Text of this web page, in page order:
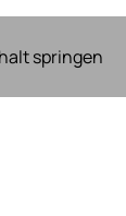
springen
EVENTS